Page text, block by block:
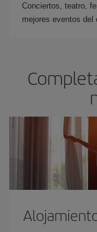
Conciertos, teatro,
mejores eventos del